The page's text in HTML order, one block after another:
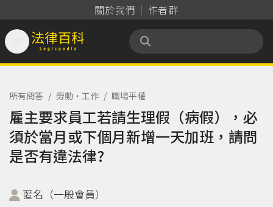
關於我們 作者群
法律百科 Legispedia
所有問答 / 勞動‧工作 / 職場平權
雇主要求員工若請生理假（病假），必
須於當月或下個月新增一天加班，請問
是否有違法律?
匿名（一般會員）